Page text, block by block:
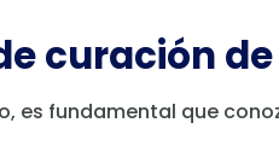
curación
es fundamental que